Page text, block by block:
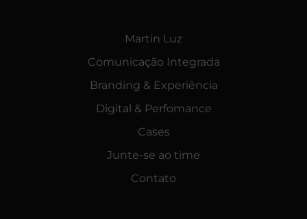
Martin Luz
Comunicação Integrada
Branding & Experiência
Digital & Perfomance
Cases
Junte-se ao time
Contato